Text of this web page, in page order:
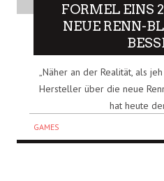
FORMEL EINS
NEUE RENN-
„Näher an der Realität, als
Hersteller über die neue
hat heute
GAMES